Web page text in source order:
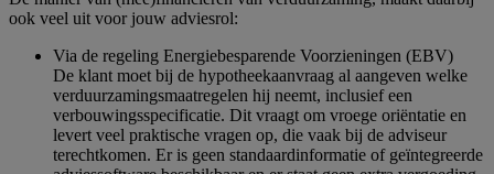
ook veel uit voor jouw adviesrol:
Via de regeling Energiebesparende Voorzieningen (EBV)
De klant moet bij de hypotheekaanvraag al aangeven welke
verduurzamingsmaatregelen hij neemt, inclusief een
verbouwingsspecificatie. Dit vraagt om vroege oriëntatie en
levert veel praktische vragen op, die vaak bij de adviseur
terechtkomen. Er is geen standaardinformatie of geïntegreerde